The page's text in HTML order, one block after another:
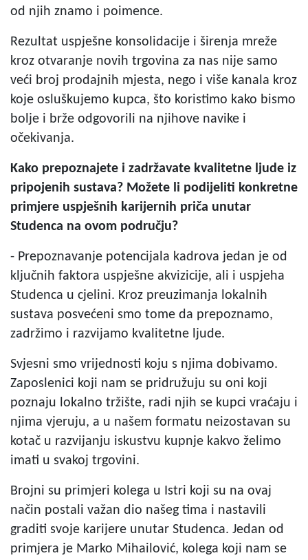
od njih znamo i poimence.
Rezultat uspješne konsolidacije i širenja mreže
kroz otvaranje novih trgovina za nas nije samo
veći broj prodajnih mjesta, nego i više kanala kroz
koje osluškujemo kupca, što koristimo kako bismo
bolje i brže odgovorili na njihove navike i
očekivanja.
Kako prepoznajete i zadržavate kvalitetne ljude iz
pripojenih sustava? Možete li podijeliti konkretne
primjere uspješnih karijernih priča unutar
Studenca na ovom području?
- Prepoznavanje potencijala kadrova jedan je od
ključnih faktora uspješne akvizicije, ali i uspjeha
Studenca u cjelini. Kroz preuzimanja lokalnih
sustava posvećeni smo tome da prepoznamo,
zadržimo i razvijamo kvalitetne ljude.
Svjesni smo vrijednosti koju s njima dobivamo.
Zaposlenici koji nam se pridružuju su oni koji
poznaju lokalno tržište, radi njih se kupci vraćaju i
njima vjeruju, a u našem formatu neizostavan su
kotač u razvijanju iskustvu kupnje kakvo želimo
imati u svakoj trgovini.
Brojni su primjeri kolega u Istri koji su na ovaj
način postali važan dio našeg tima i nastavili
graditi svoje karijere unutar Studenca. Jedan od
primjera je Marko Mihailović, kolega koji nam se